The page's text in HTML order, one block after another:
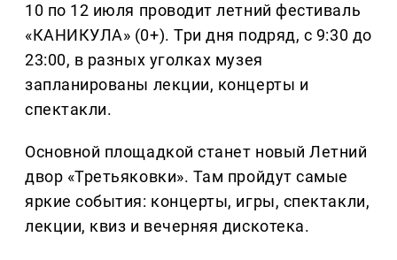
10 по 12 июля проводит летний фестиваль
«КАНИКУЛА» (0+). Три дня подряд, с 9:30 до
23:00, в разных уголках музея
запланированы лекции, концерты и
спектакли.
Основной площадкой станет новый Летний
двор «Третьяковки». Там пройдут самые
яркие события: концерты, игры, спектакли,
лекции, квиз и вечерняя дискотека.